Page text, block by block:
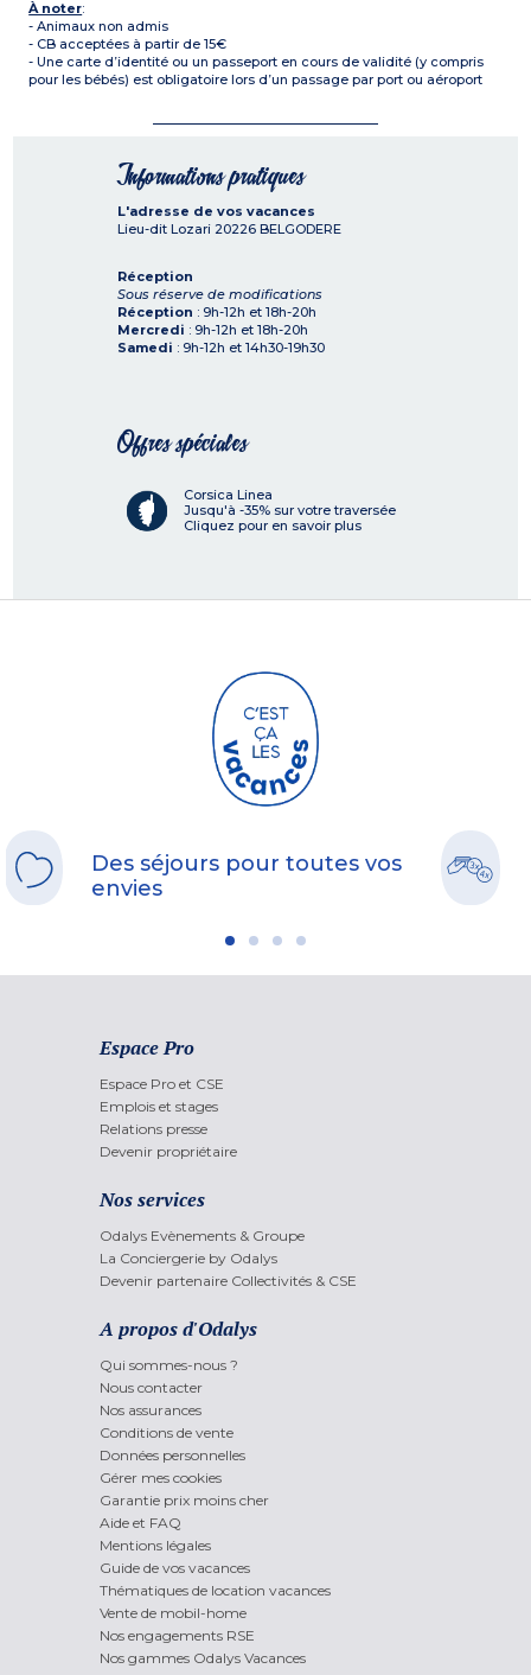
À noter:
- Animaux non admis
- CB acceptées à partir de 15€
- Une carte d’identité ou un passeport en cours de validité (y compris
pour les bébés) est obligatoire lors d’un passage par port ou aéroport
Informations pratiques
L'adresse de vos vacances
Lieu-dit Lozari 20226 BELGODERE
Réception
Sous réserve de modifications
Réception : 9h-12h et 18h-20h
Mercredi : 9h-12h et 18h-20h
Samedi : 9h-12h et 14h30-19h30
Offres spéciales
Corsica Linea
Jusqu'à -35% sur votre traversée
Cliquez pour en savoir plus
Des séjours pour toutes vos
envies
Espace Pro
Espace Pro et CSE
Emplois et stages
Relations presse
Devenir propriétaire
Nos services
Odalys Evènements & Groupe
La Conciergerie by Odalys
Devenir partenaire Collectivités & CSE
A propos d'Odalys
Qui sommes-nous ?
Nous contacter
Nos assurances
Conditions de vente
Données personnelles
Gérer mes cookies
Garantie prix moins cher
Aide et FAQ
Mentions légales
Guide de vos vacances
Thématiques de location vacances
Vente de mobil-home
Nos engagements RSE
Nos gammes Odalys Vacances